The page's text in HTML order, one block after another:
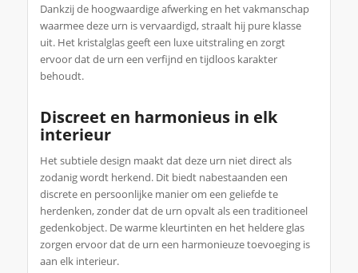
Dankzij de hoogwaardige afwerking en het vakmanschap
waarmee deze urn is vervaardigd, straalt hij pure klasse
uit. Het kristalglas geeft een luxe uitstraling en zorgt
ervoor dat de urn een verfijnd en tijdloos karakter
behoudt.
Discreet en harmonieus in elk
interieur
Het subtiele design maakt dat deze urn niet direct als
zodanig wordt herkend. Dit biedt nabestaanden een
discrete en persoonlijke manier om een geliefde te
herdenken, zonder dat de urn opvalt als een traditioneel
gedenkobject. De warme kleurtinten en het heldere glas
zorgen ervoor dat de urn een harmonieuze toevoeging is
aan elk interieur.